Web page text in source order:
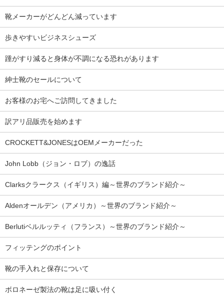
靴メーカーがどんどん減っています
歩きやすいビジネスシューズ
踵がすり減ると身体が不調になる恐れがあります
紳士靴のセールについて
お客様のお宅へご訪問してきました
訳アリ品販売を始めます
CROCKETT&JONESはOEMメーカーだった
John Lobb（ジョン・ロブ）の逸話
Clarksクラークス（イギリス）編～世界のブランド紹介～
Aldenオールデン（アメリカ）～世界のブランド紹介～
Berlutiベルルッティ（フランス）～世界のブランド紹介～
フィッテングのポイント
靴の手入れと保存について
ボロネーゼ製法の靴は足に吸い付く